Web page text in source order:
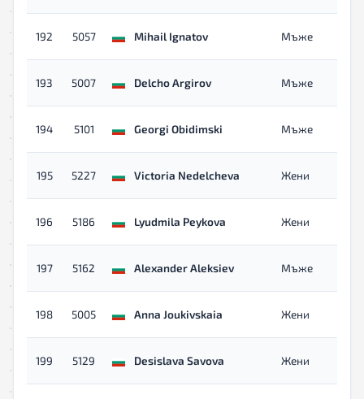
192 5057 Mihail Ignatov Мъже
193 5007 Delcho Argirov Мъже
194 5101 Georgi Obidimski Мъже
195 5227 Victoria Nedelcheva Жени
196 5186 Lyudmila Peykova Жени
197 5162 Alexander Aleksiev Мъже
198 5005 Anna Joukivskaia Жени
199 5129 Desislava Savova Жени